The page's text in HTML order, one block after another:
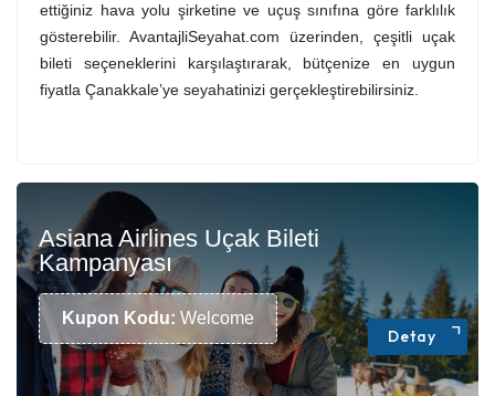
ettiğiniz hava yolu şirketine ve uçuş sınıfına göre farklılık
gösterebilir. AvantajliSeyahat.com üzerinden, çeşitli uçak
bileti seçeneklerini karşılaştırarak, bütçenize en uygun
fiyatla Çanakkale’ye seyahatinizi gerçekleştirebilirsiniz.
Asiana Airlines Uçak Bileti
Kampanyası
Kupon Kodu: Welcome
Detay